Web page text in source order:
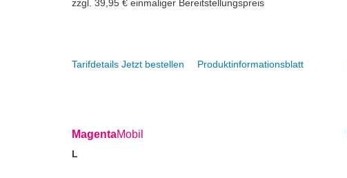
zzgl. 39,95 € einmaliger Bereitstellungspreis
Produktinformationsblatt
Tarifdetails Jetzt bestellen
MagentaMobil
L